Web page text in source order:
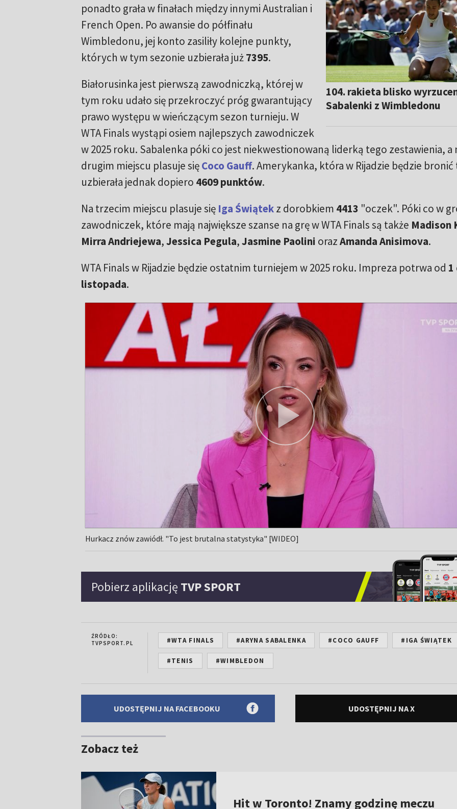
104. rakieta blisko
Sabalenki z Wimbledonu
ponadto grała w finałach między innymi Australian i
French Open. Po awansie do półfinału
Wimbledonu, jej konto zasiliły kolejne punkty,
których w tym sezonie uzbierała już7395.
Białorusinka jest pierwszą zawodniczką, której w
tym roku udało się przekroczyć próg gwarantujący
prawo występu w wieńczącym sezon turnieju. W
WTA Finals wystąpi osiem najlepszych zawodniczek
w 2025 roku. Sabalenka póki co jest niekwestionowaną liderką tego zestawienia, a
drugim miejscu plasuje sięCoco Gauff. Amerykanka, która w Rijadzie będzie bronić
uzbierała jednak dopiero 4609 punktów.
Na trzecim miejscu plasuje się Iga Świątekz dorobkiem 4413 "oczek". Póki co w
zawodniczek, które mają największe szanse na grę w WTA Finals są także Madison
Mirra Andriejewa,Jessica Pegula,Jasmine Paolini orazAmanda Anisimova.
WTA Finals w Rijadzie będzie ostatnim turniejem w 2025 roku. Impreza potrwa od 1
listopada.
Hurkacz znów zawiódł. "To jest brutalna statystyka" [WIDEO]
Pobierz aplikację TVP SPORT
ŹRÓDŁO:
TVPSPORT.PL
#WTA FINALS #ARYNA SABALENKA #COCO GAUFF #IGA ŚWIĄTEK
#TENIS #WIMBLEDON
UDOSTĘPNIJ NA FACEBOOKU UDOSTĘPNIJ NA X
Zobacz też
Hit w Toronto! Znamy godzinę meczu